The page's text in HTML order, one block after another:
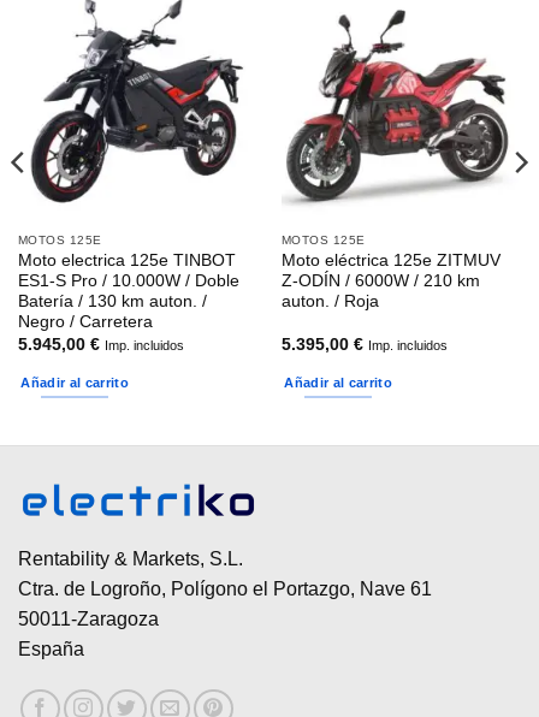
MOTOS 125E
Moto electrica 125e TINBOT
ES1-S Pro / 10.000W / Doble
Batería / 130 km auton. /
Negro / Carretera
5.945,00 € Imp. incluidos
Añadir al carrito
MOTOS 125E
Moto eléctrica 125e ZITMUV
Z-ODÍN / 6000W / 210 km
auton. / Roja
5.395,00 € Imp. incluidos
Añadir al carrito
Rentability & Markets, S.L.
Ctra. de Logroño, Polígono el Portazgo, Nave 61
50011-Zaragoza
España